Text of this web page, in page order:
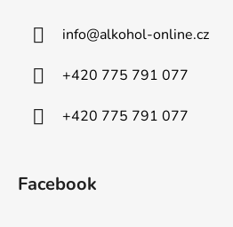
info@alkohol-online.cz
+420 775 791 077
+420 775 791 077
Facebook